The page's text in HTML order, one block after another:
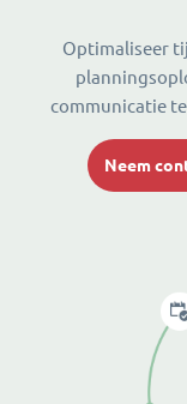
Optimaliseer
communicatie
Neem